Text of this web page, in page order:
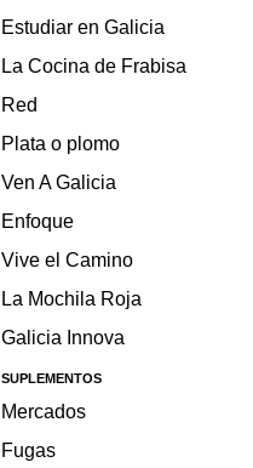
Estudiar en Galicia
La Cocina de Frabisa
Red
Plata o plomo
Ven A Galicia
Enfoque
Vive el Camino
La Mochila Roja
Galicia Innova
SUPLEMENTOS
Mercados
Fugas